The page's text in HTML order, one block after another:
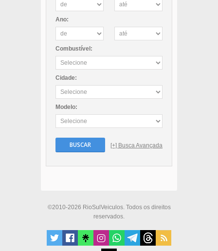
Ano:
Combustível:
Cidade:
Modelo:
BUSCAR [+] Busca Avançada
©2010-2026 RioSulVeiculos. Todos os direitos
reservados.